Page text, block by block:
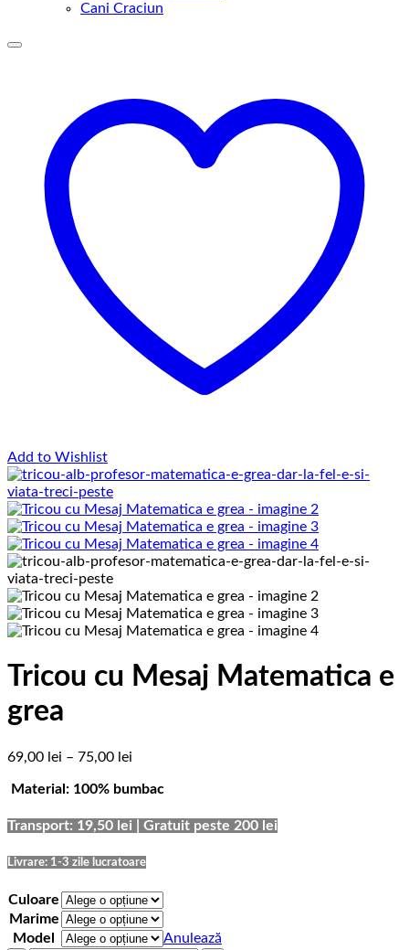
Cani Craciun
Add to Wishlist
Tricou cu Mesaj Matematica e
grea
69,00 lei – 75,00 lei
prețuri:
până
75,00 lei
Material: 100% bumbac
Transport: 19,50 lei | Gratuit peste 200 lei
Livrare: 1-3 zile lucratoare
Culoare
Marime
Model
Anulează